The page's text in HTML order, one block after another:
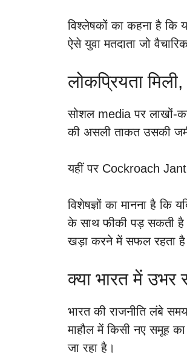
विश्लेषकों का कहना है कि
ऐसे युवा मतदाता जो
लोकप्रियता
सोशल media पर लाखों-
की असली ताकत उसकी
यहीं पर Cockroach
विशेषज्ञों का मानना है कि
के साथ फीकी पड़ सकती
खड़ा करने में सफल रहता है
क्या भारत में उभर
भारत की राजनीति लंबे
माहौल में किसी नए समूह
जा रहा है।